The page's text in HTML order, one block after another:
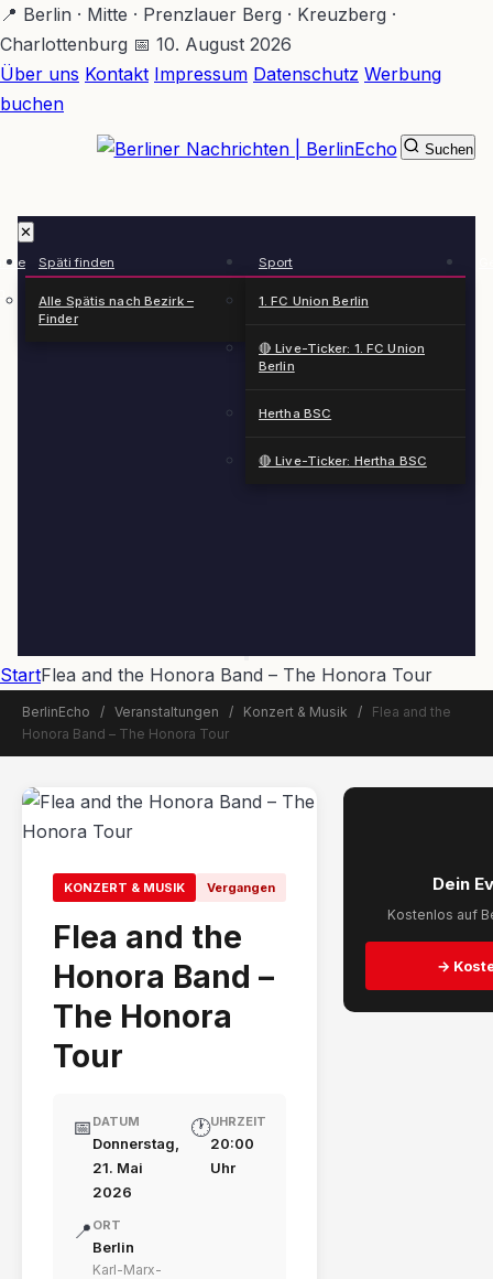
Zum
Hauptinhalt
springen
📍 Berlin · Mitte · Prenzlauer Berg · Kreuzberg ·
Charlottenburg 📅 10. August 2026
Über uns Kontakt Impressum Datenschutz Werbung
buchen
✕
Späti finden
Alle Spätis nach Bezirk –
Finder
Sport
1. FC Union Berlin
🔴 Live-Ticker: 1. FC Union
Berlin
Hertha BSC
🔴 Live-Ticker: Hertha BSC
Suchen
StartFlea and the Honora Band – The Honora Tour
BerlinEcho / Veranstaltungen / Konzert & Musik /
Flea and the
Honora Band – The Honora Tour
KONZERT & MUSIK Vergangen
Flea and the
Honora Band –
The Honora
Tour
📅 DATUM
Donnerstag,
21. Mai
2026
🕐UHRZEIT
20:00
Uhr
📍 ORT
Berlin
Karl-Marx-
Dein
Kostenlos auf
→